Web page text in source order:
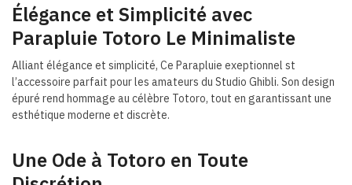
Élégance et Simplicité avec
Parapluie Totoro Le Minimaliste
Alliant élégance et simplicité, Ce Parapluie exeptionnel st
l’accessoire parfait pour les amateurs du Studio Ghibli. Son design
épuré rend hommage au célèbre Totoro, tout en garantissant une
esthétique moderne et discrète.
Une Ode à Totoro en Toute